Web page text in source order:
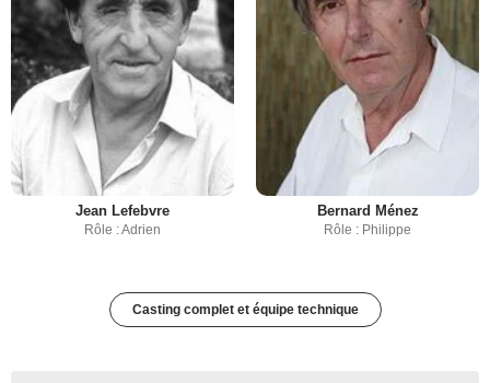
Jean Lefebvre
Rôle : Adrien
Bernard Ménez
Rôle : Philippe
Casting complet et équipe technique